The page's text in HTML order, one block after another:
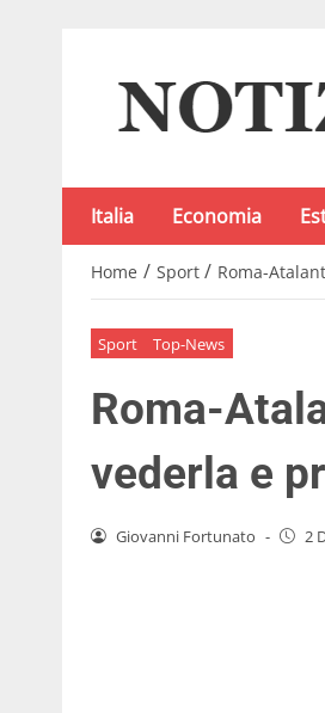
Italia Economia
Home / Sport / Roma-
Sport Top-News
Roma-
vederla e
Giovanni Fortunato - 2